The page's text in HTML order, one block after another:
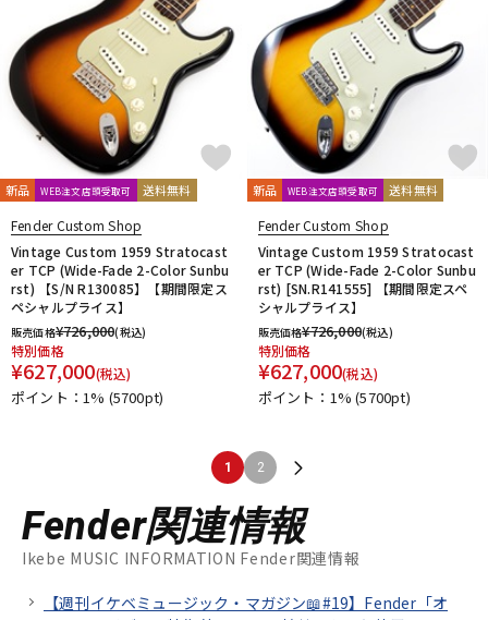
新品 WEB注文店頭受取可 送料無料
Fender Custom Shop
Vintage Custom 1959 Stratocast
er TCP (Wide-Fade 2-Color Sunbu
rst) 【S/N R130085】【期間限定ス
ペシャルプライス】
販売価格¥726,000(税込)
特別価格
¥627,000(税込)
ポイント：1% (5700pt)
新品 WEB注文店頭受取可 送料無料
Fender Custom Shop
Vintage Custom 1959 Stratocast
er TCP (Wide-Fade 2-Color Sunbu
rst) [SN.R141555] 【期間限定スペ
シャルプライス】
販売価格¥726,000(税込)
特別価格
¥627,000(税込)
ポイント：1%(5700pt)
1 2
Fender関連情報
Ikebe MUSIC INFORMATION Fender関連情報
【週刊イケベミュージック・マガジン📖#19】Fender「オ